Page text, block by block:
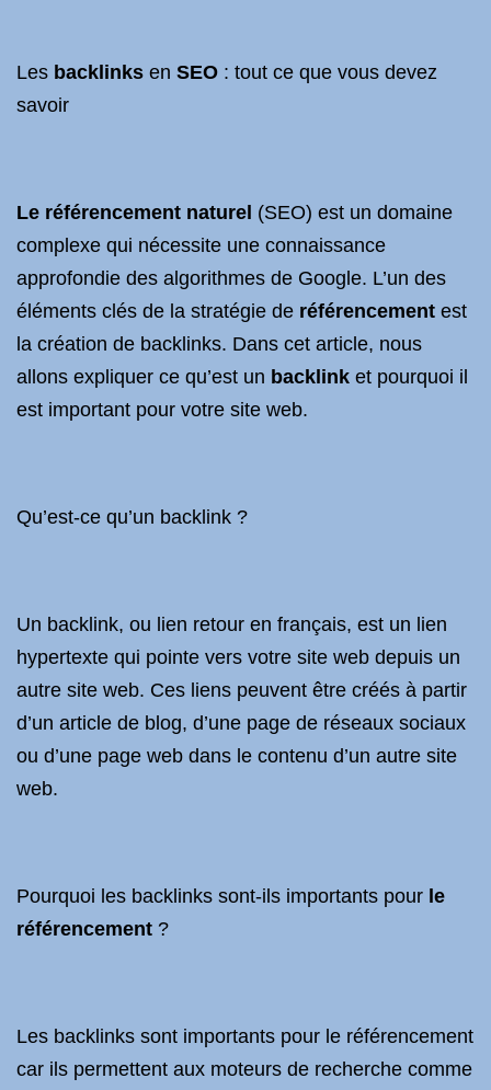
Les backlinks en SEO : tout ce que vous devez
savoir
Le référencement naturel (SEO) est un domaine
complexe qui nécessite une connaissance
approfondie des algorithmes de Google. L’un des
éléments clés de la stratégie de référencement est
la création de backlinks. Dans cet article, nous
allons expliquer ce qu’est un backlink et pourquoi il
est important pour votre site web.
Qu’est-ce qu’un backlink ?
Un backlink, ou lien retour en français, est un lien
hypertexte qui pointe vers votre site web depuis un
autre site web. Ces liens peuvent être créés à partir
d’un article de blog, d’une page de réseaux sociaux
ou d’une page web dans le contenu d’un autre site
web.
Pourquoi les backlinks sont-ils importants pour le
référencement ?
Les backlinks sont importants pour le référencement
car ils permettent aux moteurs de recherche comme